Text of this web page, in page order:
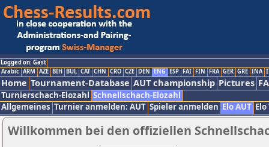
Logged on: Gast
Arabic ARM AZE BIH BUL CAT CHN CRO CZE DEN ENG ESP FAI FIN FRA GER GRE INA
Home Tournament-Database AUT championship Pictures
Turnierschach-Elozahl Schnellschach-Elozahl
Allgemeines Turnier anmelden: AUT Spieler anmelden Elo AUT
Willkommen bei den offiziellen